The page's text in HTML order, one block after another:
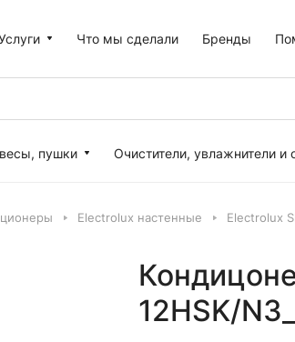
Что мы сделали Бренды
пушки Очистители, увлажнители и
Electrolux настенные Electrolux
12HSK/